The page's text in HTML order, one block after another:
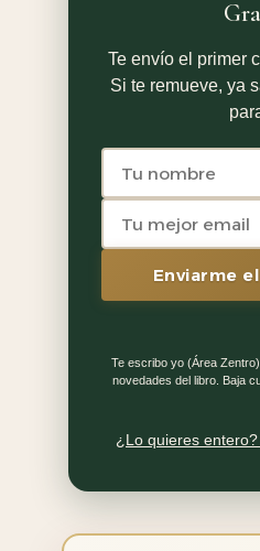
Te envío el primer
Si te remueve, ya
Enviarme
Te escribo yo (Área
novedades del libro. Baja
¿Lo quieres